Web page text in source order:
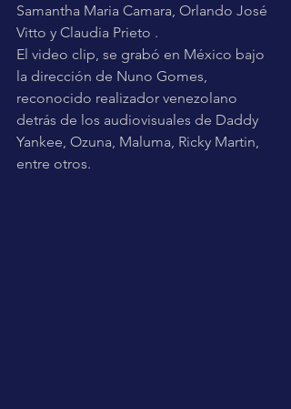
Samantha Maria Camara, Orlando José
Vitto y Claudia Prieto .
El video clip, se grabó en México bajo
la dirección de Nuno Gomes,
reconocido realizador venezolano
detrás de los audiovisuales de Daddy
Yankee, Ozuna, Maluma, Ricky Martin,
entre otros.